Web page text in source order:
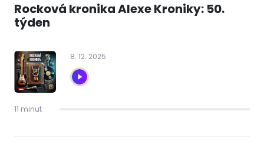
Rocková kronika Alexe Kroniky: 50.
týden
8. 12. 2025
11 minut